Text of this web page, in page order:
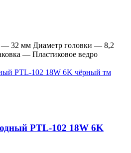
32 мм Диаметр головки — 8,2
— Пластиковое ведро
PTL-102 18W 6K